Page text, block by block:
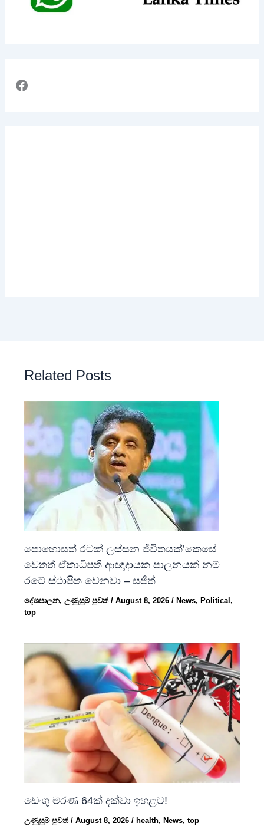
Related Posts
පොහොසත් රටක් ලස්සන ජිවිතයක්’කෙසේ
වෙතත් ඒකාධිපති ආඥාදායක පාලනයක් නම්
රටේ ස්ථාපිත වෙනවා – සජිත්
දේශපාලන,උණුසුම් පුවත්/August 8, 2026/News,Political,
top
ඩෙංගු මරණ 64ක් දක්වා ඉහළට!
උණුසුම් පුවත්/August 8, 2026/ health, News,top